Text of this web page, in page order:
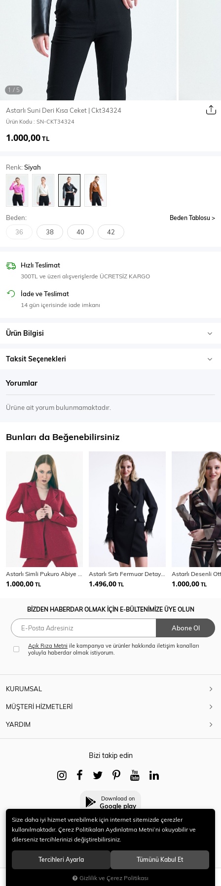
Ceket Mont & Kaban Yağmurluk
T-Shirt
Body Atlet
SPOR GİYİM
Eşofman Üstü
Astarlı Suni Deri Kısa Ceket | Ckt34324
Ürün Kodu : SN-CKT34324
1.000,00TL
Renk:Siyah
Beden: Beden Tablosu
36 38 40 42
SEPETE EKLE
Hızlı Teslimat
300TL ve üzeri alışverişlerde ÜCRETSİZ KARGO
İade ve Teslimat
14 gün içerisinde iade imkanı
Ürün Bilgisi
Taksit Seçenekleri
Yorumlar
Ürüne ait yorum bulunmamaktadır.
Bunları da Beğenebilirsiniz
1.000,00 TL 1.496,00 TL 1.000,00 TL
BİZDEN HABERDAR OLMAK İÇİN E-BÜLTENİMİZE ÜYE OLUN
Abone Ol
Açık Rıza Metni ile kampanya ve ürünler hakkında iletişim kanalları
yoluyla haberdar olmak istiyorum.
KURUMSAL
MÜŞTERİ HİZMETLERİ
YARDIM
Bizi takip edin
Download on
Google play
© 2021 HERYENİ. Tüm hakları saklıdır.
Size daha iyi hizmet verebilmek için internet sitemizde çerezler
kullanılmaktadır. Çerez Politikaları Aydınlatma Metni’ni okuyabilir ve
dilerseniz tercihlerinizi değiştirebilirsiniz.
Tercihleri Ayarla Tümünü Kabul Et
Gizlilik ve Çerez Politikası